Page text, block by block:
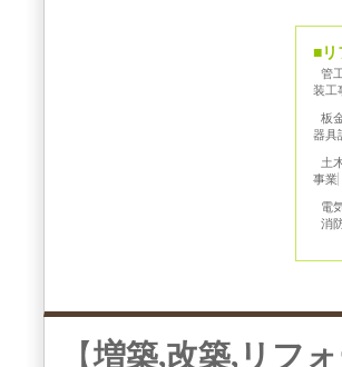
■リ
管
装工
板
器具
土
事業
電
消
【増築,改築,リフ